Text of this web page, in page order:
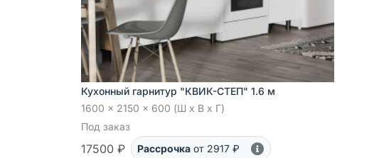
Кухонный гарнитур "КВИК-СТЕП" 1.6 м
1600 x 2150 x 600 (Ш x В x Г)
Под заказ
17500 ₽ Рассрочка от 2917 ₽